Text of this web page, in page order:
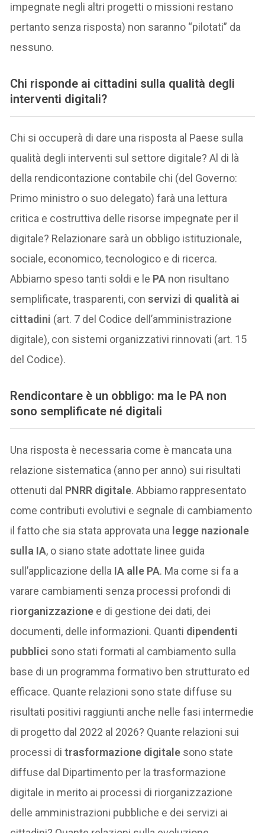
impegnate negli altri progetti o missioni restano
pertanto senza risposta) non saranno “pilotati” da
nessuno.
Chi risponde ai cittadini sulla qualità degli
interventi digitali?
Chi si occuperà di dare una risposta al Paese sulla
qualità degli interventi sul settore digitale? Al di là
della rendicontazione contabile chi (del Governo:
Primo ministro o suo delegato) farà una lettura
critica e costruttiva delle risorse impegnate per il
digitale? Relazionare sarà un obbligo istituzionale,
sociale, economico, tecnologico e di ricerca.
Abbiamo speso tanti soldi e le PA non risultano
semplificate, trasparenti, conservizi di qualità ai
cittadini (art. 7 del Codice dell’amministrazione
digitale), con sistemi organizzativi rinnovati (art. 15
del Codice).
Rendicontare è un obbligo: ma le PA non
sono semplificate né digitali
Una risposta è necessaria come è mancata una
relazione sistematica (anno per anno) sui risultati
ottenuti dal PNRR digitale. Abbiamo rappresentato
come contributi evolutivi e segnale di cambiamento
il fatto che sia stata approvata una legge nazionale
sulla IA, o siano state adottate linee guida
sull’applicazione della IA alle PA. Ma come si fa a
varare cambiamenti senza processi profondi di
riorganizzazione e di gestione dei dati, dei
documenti, delle informazioni. Quanti dipendenti
pubblici sono stati formati al cambiamento sulla
base di un programma formativo ben strutturato ed
efficace. Quante relazioni sono state diffuse su
risultati positivi raggiunti anche nelle fasi intermedie
di progetto dal 2022 al 2026? Quante relazioni sui
processi ditrasformazione digitale sono state
diffuse dal Dipartimento per la trasformazione
digitale in merito ai processi di riorganizzazione
delle amministrazioni pubbliche e dei servizi ai